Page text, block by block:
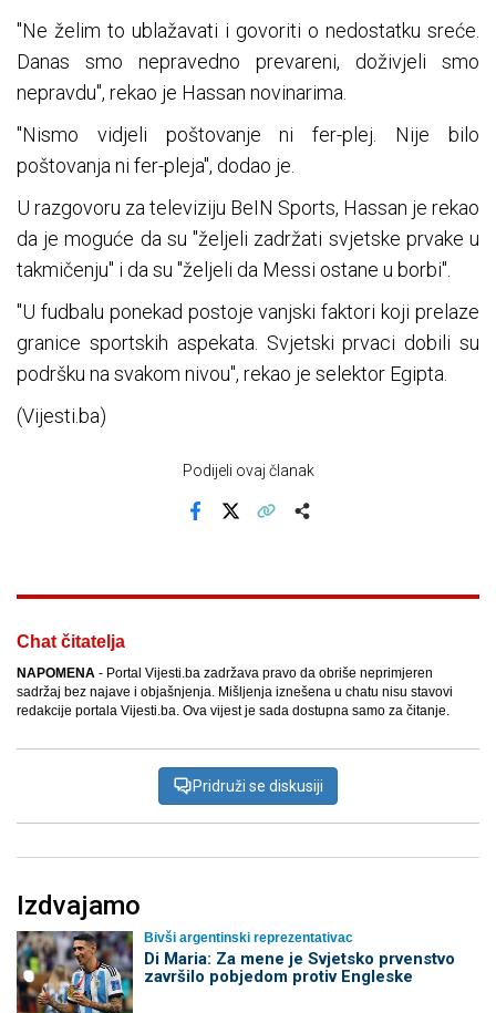
"Ne želim to ublažavati i govoriti o nedostatku sreće.
Danas smo nepravedno prevareni, doživjeli smo
nepravdu", rekao je Hassan novinarima.
"Nismo vidjeli poštovanje ni fer-plej. Nije bilo
poštovanja ni fer-pleja", dodao je.
U razgovoru za televiziju BeIN Sports, Hassan je rekao
da je moguće da su "željeli zadržati svjetske prvake u
takmičenju" i da su "željeli da Messi ostane u borbi".
"U fudbalu ponekad postoje vanjski faktori koji prelaze
granice sportskih aspekata. Svjetski prvaci dobili su
podršku na svakom nivou", rekao je selektor Egipta.
(Vijesti.ba)
Podijeli ovaj članak
Chat čitatelja
NAPOMENA - Portal Vijesti.ba zadržava pravo da obriše neprimjeren
sadržaj bez najave i objašnjenja. Mišljenja iznešena u chatu nisu stavovi
redakcije portala Vijesti.ba. Ova vijest je sada dostupna samo za čitanje.
Pridruži se diskusiji
Izdvajamo
Bivši argentinski reprezentativac
Di Maria: Za mene je Svjetsko prvenstvo
završilo pobjedom protiv Engleske